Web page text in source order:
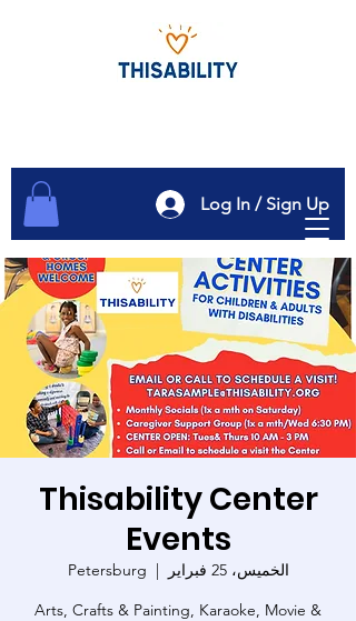
Log In / Sign Up
Thisability Center
Events
الخميس، 25 فبراير
  |
Petersburg
Arts, Crafts & Painting, Karaoke, Movie &